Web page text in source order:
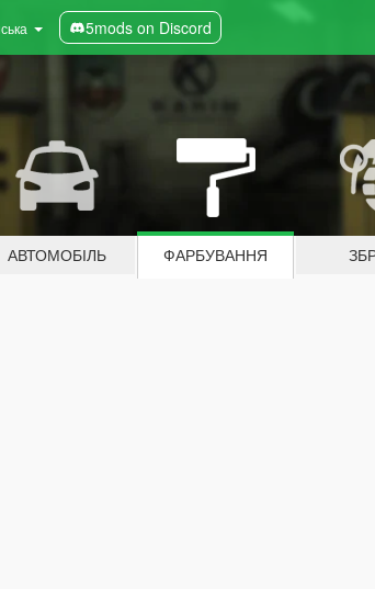
5mods on Discord
АВТОМОБІЛЬ ФАРБУВАННЯ